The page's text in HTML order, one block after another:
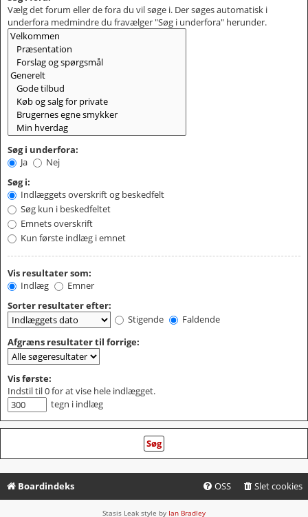
Vælg det forum eller de fora du vil søge i. Der søges automatisk i
underfora medmindre du fravælger "Søg i underfora" herunder.
Søg i underfora:
Ja
Nej
Søg i:
Indlæggets overskrift og beskedfelt
Søg kun i beskedfeltet
Emnets overskrift
Kun første indlæg i emnet
Vis resultater som:
Indlæg
Emner
Sorter resultater efter:
Stigende
Faldende
Afgræns resultater til forrige:
Vis første:
Indstil til 0 for at vise hele indlægget.
tegn i indlæg
Boardindeks Slet cookies
OSS
Stasis Leak style by Ian Bradley